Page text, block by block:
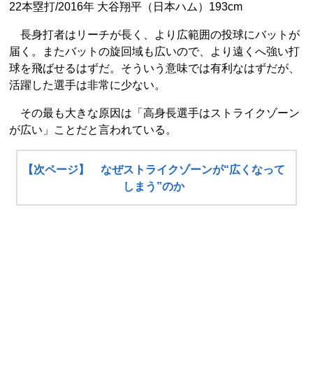
22本塁打/2016年 大谷翔平（日本ハム）193cm
長身打者はリーチが長く、より広範囲の投球にバットが
届く。またバットの旋回域も広いので、より遠くへ強い打
球を飛ばせるはずだ。そういう意味では有利なはずだが、
活躍した選手は非常に少ない。
その最も大きな原因は「高身長選手はストライクゾーン
が広い」ことだと言われている。
【次ページ】 なぜストライクゾーンが“広くなって
しまう”のか